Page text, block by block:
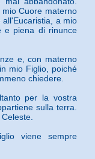
Cuore materno
a mio
e piena di rinunce
e, con materno
mio Figlio, poiché
chiedere.
per la vostra
sulla terra.
viene sempre